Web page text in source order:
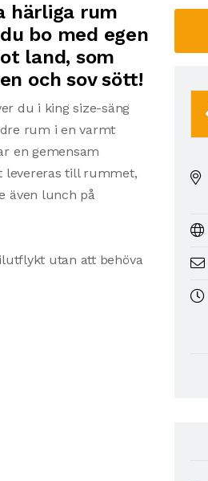
härliga rum
bo med egen
land, som
och sov sött!
du i king size-säng
rum i en varmt
en gemensam
levereras till rummet,
även lunch på
utan att behöva